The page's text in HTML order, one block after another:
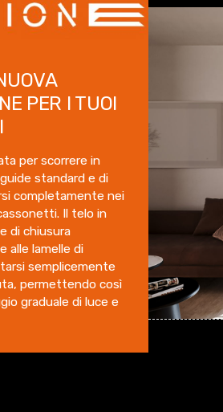
PER I TUOI
per scorrere in
standard e di
completamente nei
Il telo in
di chiusura
alle lamelle di
semplicemente
permettendo così
graduale di luce e